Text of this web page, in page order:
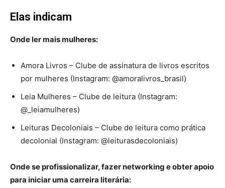
Elas indicam
Onde ler mais mulheres:
Amora Livros – Clube de assinatura de livros escritos
por mulheres (Instagram: @amoralivros_brasil)
Leia Mulheres – Clube de leitura (Instagram:
@_leiamulheres)
Leituras Decoloniais – Clube de leitura como prática
decolonial (Instagram: @leiturasdecoloniais)
Onde se profissionalizar, fazer networking e obter apoio
para iniciar uma carreira literária: